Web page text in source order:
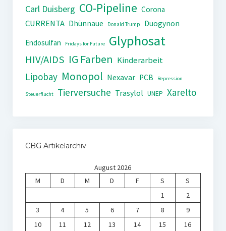
Carl Duisberg CO-Pipeline Corona
CURRENTA Dhünnaue Donald Trump
Duogynon
Endosulfan
Fridays for Future Glyphosat
HIV/AIDS IG Farben Kinderarbeit
Lipobay Monopol Nexavar PCB Repression
Steuerflucht Tierversuche Trasylol UNEP Xarelto
CBG Artikelarchiv
August 2026
M
D M D F S
S
1
2
3
4 5 6 7 8
9
10
11 12 13 14 15
16